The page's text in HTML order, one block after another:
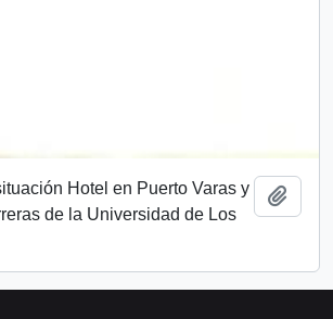
Hotel en Puerto Varas y
de la Universidad de Los